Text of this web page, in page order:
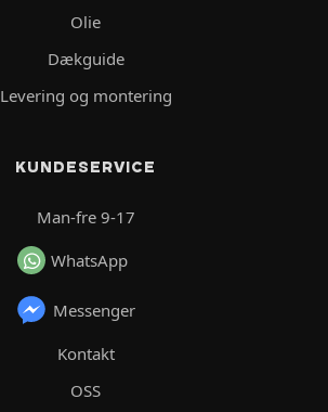
Olie
Dækguide
Levering og montering
KUNDESERVICE
Man-fre 9-17
WhatsApp
Messenger
Kontakt
OSS